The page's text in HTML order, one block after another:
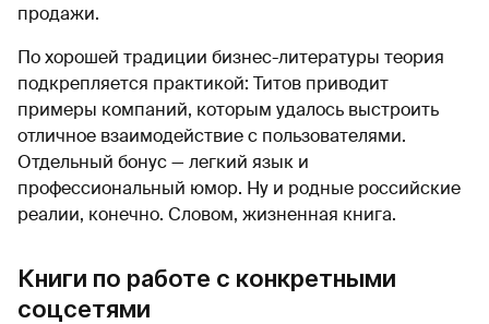
продажи.
По хорошей традиции бизнес-литературы теория
подкрепляется практикой: Титов приводит
примеры компаний, которым удалось выстроить
отличное взаимодействие с пользователями.
Отдельный бонус — легкий язык и
профессиональный юмор. Ну и родные российские
реалии, конечно. Словом, жизненная книга.
Книги по работе с конкретными
соцсетями